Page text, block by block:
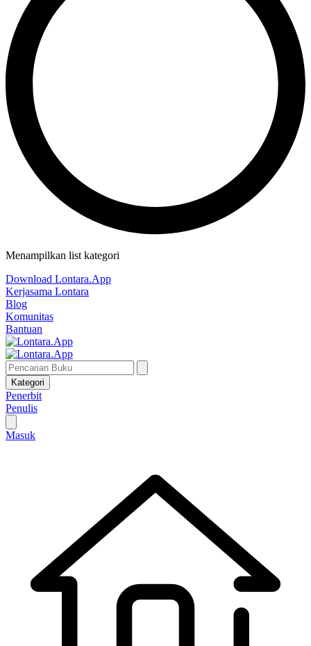
Menampilkan list kategori
Download Lontara.App
Kerjasama Lontara
Blog
Komunitas
Bantuan
Kategori
Penerbit
Penulis
Masuk